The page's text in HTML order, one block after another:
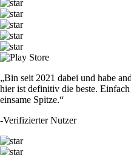
„Bin seit 2021 dabei und habe
hier ist definitiv die beste.
einsame Spitze.“
-Verifizierter Nutzer